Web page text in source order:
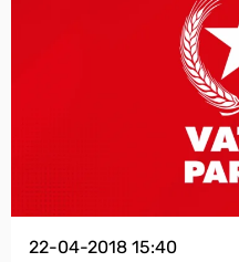
22-04-2018 15:40